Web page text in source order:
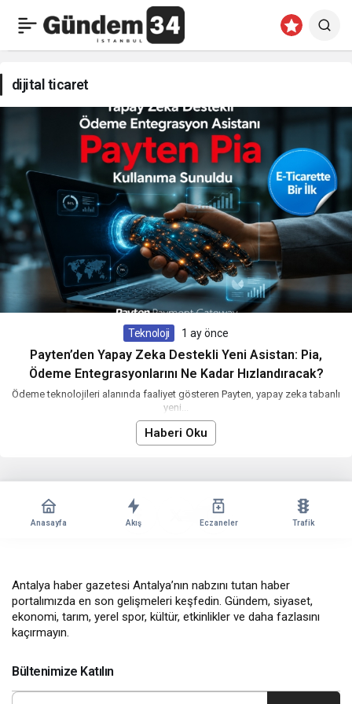
dijital
ticaret
Haberleri
dijital ticaret
Teknoloji 1 ay önce
Payten’den Yapay Zeka Destekli Yeni Asistan: Pia,
Ödeme Entegrasyonlarını Ne Kadar Hızlandıracak?
Ödeme teknolojileri alanında faaliyet gösteren Payten, yapay zeka tabanlı
yeni...
Haberi Oku
Anasayfa Akış Eczaneler Trafik
Antalya haber gazetesi Antalya’nın nabzını tutan haber
portalımızda en son gelişmeleri keşfedin. Gündem, siyaset,
ekonomi, tarım, yerel spor, kültür, etkinlikler ve daha fazlasını
kaçırmayın.
Bültenimize Katılın